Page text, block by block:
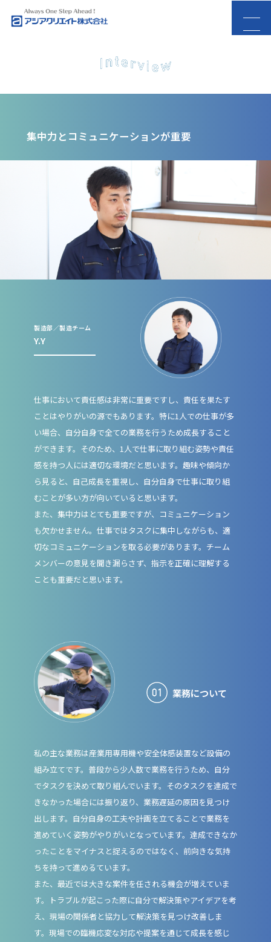
集中力とコミュニケーションが重要
製造部／製造チーム
Y.Y
仕事において責任感は非常に重要ですし、責任を果たす
ことはやりがいの源でもあります。特に1人での仕事が多
い場合、自分自身で全ての業務を行うため成長すること
ができます。そのため、1人で仕事に取り組む姿勢や責任
感を持つ人には適切な環境だと思います。趣味や傾向か
ら見ると、自己成長を重視し、自分自身で仕事に取り組
むことが多い方が向いていると思います。
また、集中力はとても重要ですが、コミュニケーション
も欠かせません。仕事ではタスクに集中しながらも、適
切なコミュニケーションを取る必要があります。チーム
メンバーの意見を聞き漏らさず、指示を正確に理解する
ことも重要だと思います。
業務について
私の主な業務は産業用専用機や安全体感装置など設備の
組み立てです。普段から少人数で業務を行うため、自分
でタスクを決めて取り組んでいます。そのタスクを達成で
きなかった場合には振り返り、業務遅延の原因を見つけ
出します。自分自身の工夫や計画を立てることで業務を
進めていく姿勢がやりがいとなっています。達成できなか
ったことをマイナスと捉えるのではなく、前向きな気持
ちを持って進めるています。
また、最近では大きな案件を任される機会が増えていま
す。トラブルが起こった際に自分で解決策やアイデアを考
え、現場の関係者と協力して解決策を見つけ改善しま
す。現場での臨機応変な対応や提案を通じて成長を感じ